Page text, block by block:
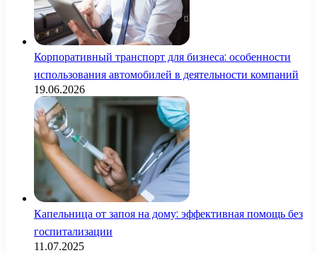
Корпоративный транспорт для бизнеса: особенности
использования автомобилей в деятельности компаний
19.06.2026
Капельница от запоя на дому: эффективная помощь без
госпитализации
11.07.2025